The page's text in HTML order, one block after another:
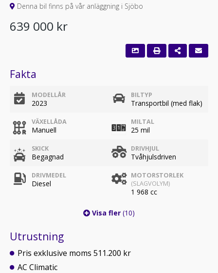
Denna bil finns på vår anläggning i Sjöbo
639 000 kr
Fakta
MODELLÅR
2023
BILTYP
Transportbil (med flak)
VÄXELLÅDA
Manuell
MILTAL
25 mil
SKICK
Begagnad
DRIVHJUL
Tvåhjulsdriven
DRIVMEDEL
Diesel
MOTORSTORLEK
(SLAGVOLYM)
1 968 cc
Visa fler (10)
Utrustning
Pris exklusive moms 511.200 kr
AC Climatic